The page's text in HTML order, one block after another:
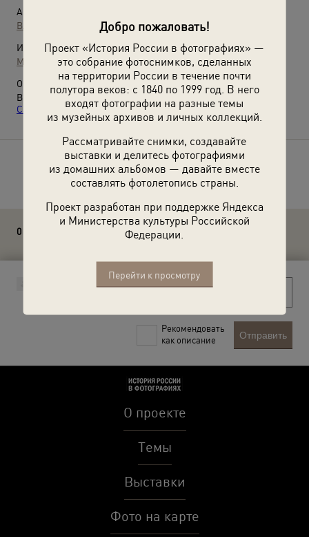
Добро пожаловать!
Проект «История России в фотографиях» —
это собрание фотоснимков, сделанных
на территории России в течение почти
полутора веков: с 1840 по 1999 год. В него
входят фотографии на разные темы
из музейных архивов и личных коллекций.
Рассматривайте снимки, создавайте
выставки и делитесь фотографиями
из домашних альбомов — давайте вместе
составлять фотолетопись страны.
Проект разработан при поддержке Яндекса
и Министерства культуры Российской
Федерации.
Перейти к просмотру
Автор:
Владислав Микоша
Источники:
МАММ / МДФ
О фотографии:
Выставка«Екатерина Максимова. "Самая молодая прима.
Самая юная Жизель"»с этой фотографией.
Расскажите друзьям об этом фото
0 комментариев
Рекомендовать
как описание
Отправить
О проекте
Темы
Выставки
Фото на карте